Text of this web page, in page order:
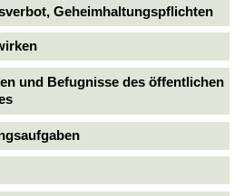
Geheimhaltungspflichten
und Befugnisse des öffentlichen